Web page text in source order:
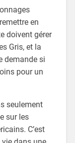
en
doivent gérer
Gris, et la
demande si
pour un
seulement
sur les
C’est